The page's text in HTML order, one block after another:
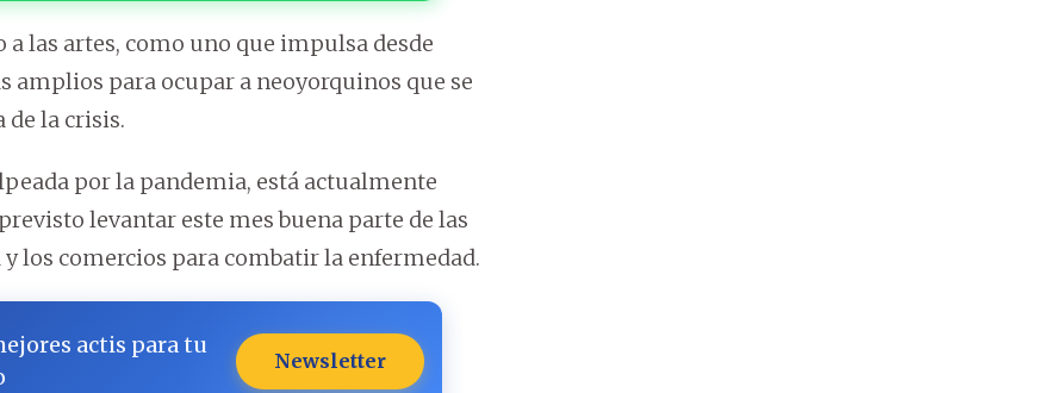
las artes, como uno que impulsa desde
amplios para ocupar a neoyorquinos que se
de la crisis.
por la pandemia, está actualmente
levantar este mes buena parte de las
los comercios para combatir la enfermedad.
actis para tu
Newsletter